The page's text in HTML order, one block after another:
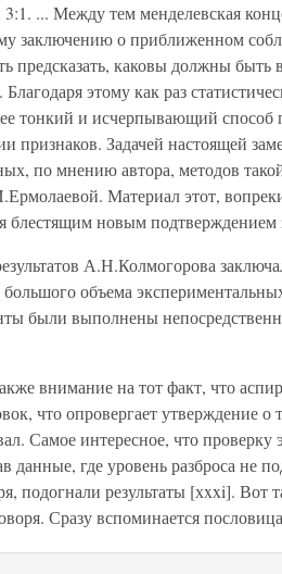
... Между тем менделевская
заключению о приближенном
предсказать, каковы должны быть
этому как раз
тонкий и исчерпывающий способ
признаков. Задачей настоящей
по мнению автора, методов
Материал этот,
блестящим новым
А.Н.Колмогорова
большого объема
были выполнены
внимание на тот факт, что
что опровергает утверждение
Самое интересное, что проверку
данные, где уровень разброса не
подогнали результаты [хxxi].
Сразу вспоминается